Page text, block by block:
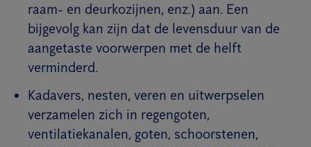
raam- en deurkozijnen, enz.) aan. Een
bijgevolg kan zijn dat de levensduur van de
aangetaste voorwerpen met de helft
verminderd.
Kadavers, nesten, veren en uitwerpselen
verzamelen zich in regengoten,
ventilatiekanalen, goten, schoorstenen,